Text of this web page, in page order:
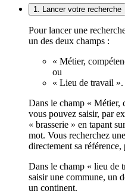
1. Lancer votre recherche
Pour lancer une
un des deux champs :
« Métier,
ou
« Lieu de travail ».
Dans le champ « Métier,
vous pouvez saisir, par
« brasserie » en tapant
mot. Vous recherchez
directement sa
Dans le champ « lieu de
saisir une commune, un
un continent.